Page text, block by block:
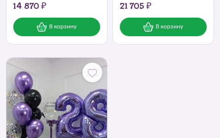
14 870 ₽
В корзину
21 705 ₽
В корзину